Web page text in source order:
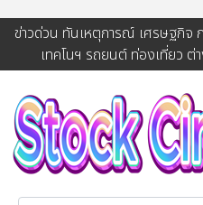
ข่าวด่วน ทันเหตุการณ์ เศรษฐกิจ
เทคโนฯ รถยนต์ ท่องเที่ยว ต่